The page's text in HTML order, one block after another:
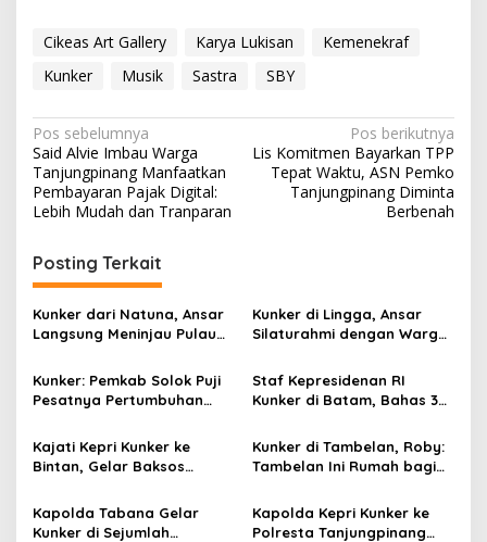
Cikeas Art Gallery Karya Lukisan
Kemenekraf
Kunker
Musik Sastra SBY
N
a
v
i
g
a
s
i
p
o
s
Pos sebelumnya
Said Alvie Imbau Warga
Tanjungpinang Manfaatkan
Pembayaran Pajak Digital:
Lebih Mudah dan Tranparan
Pos berikutnya
Lis Komitmen Bayarkan TPP
Tepat Waktu, ASN Pemko
Tanjungpinang Diminta
Berbenah
Posting Terkait
Kunker dari Natuna, Ansar
Langsung Meninjau Pulau
Kunker di Lingga, Ansar
Silaturahmi dengan Warga
Kunker: Pemkab Solok Puji
Pesatnya Pertumbuhan
Staf Kepresidenan RI
Kunker di Batam, Bahas 3
Kajati Kepri Kunker ke
Bintan, Gelar Baksos
Adhyaksa
Kunker di Tambelan, Roby:
Tambelan Ini Rumah bagi
Kapolda Tabana Gelar
Kunker di Sejumlah
Kapolda Kepri Kunker ke
Polresta Tanjungpinang